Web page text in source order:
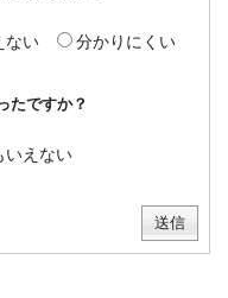
ない
分かりにくい
たですか？
いえない